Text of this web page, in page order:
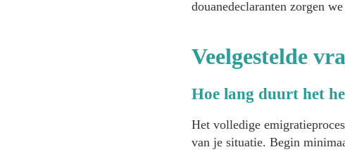
douanedeclaranten zorgen
Veelgestelde
Hoe lang duurt het
Het volledige
van je situatie. Begin